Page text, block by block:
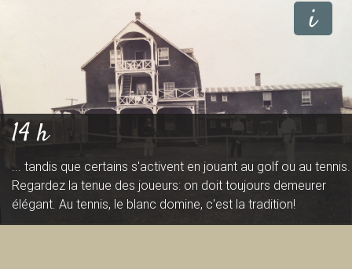
14 h
... tandis que certains s'activent en jouant au golf ou au tennis.
Regardez la tenue des joueurs: on doit toujours demeurer
élégant. Au tennis, le blanc domine, c'est la tradition!
i